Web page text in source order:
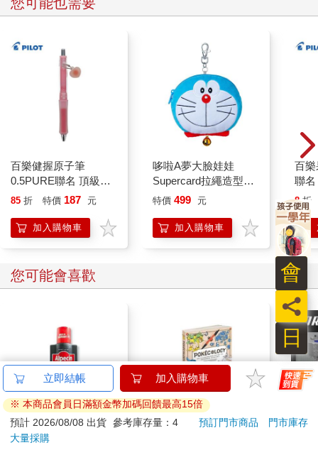
百樂健握原子筆
0.5PURE聯名 頂級白
桃(限量)
85 折 特價 187 元
加入購物車
哆啦A夢大臉娃娃
Supercard拉繩造型悠
遊卡【受託代銷】
特價 499 元
加入購物車
百
聯
8 折
您可能會喜歡
德國Alpecin-強健髮根
立即結帳 加入購物車
※ 本商品會員日滿額金幣加碼回饋最高15倍
預計 2026/08/08 出貨 參考庫存量：4 預訂門市商品
門市庫存
大量採購
日